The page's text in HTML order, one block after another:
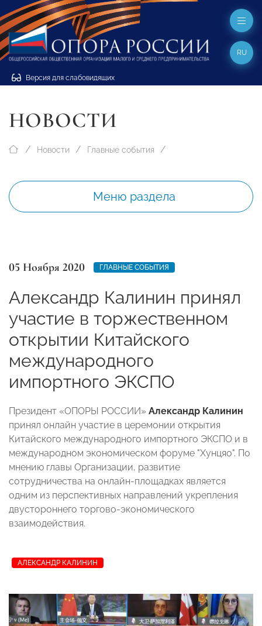
Версия для слабовидящих
RU
НОВОСТИ
Новости Главные события
Меню раздела
05 Ноября 2020 ГЛАВНЫЕ СОБЫТИЯ
Александр Калинин принял
участие в торжественном
открытии Китайского
международного
импортного ЭКСПО
Президент «ОПОРЫ РОССИИ» Александр Калинин
принял онлайн участие в церемонии открытия
Китайского международного импортного ЭКСПО и в
международном экономическом форуме "Хунцяо". По
мнению главы Организации, развитие
сотрудничества на онлайн-площадках является
одним из перспективных направлений укрепления
двустороннего торгово-экономического
взаимодействия.
АЛЕКСАНДР КАЛИНИН